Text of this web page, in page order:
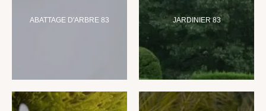
ABATTAGE D'ARBRE 83 JARDINIER 83